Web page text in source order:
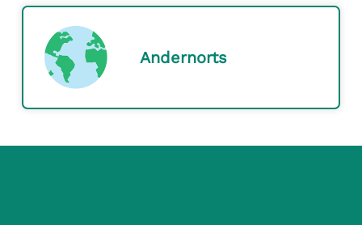
Andernorts